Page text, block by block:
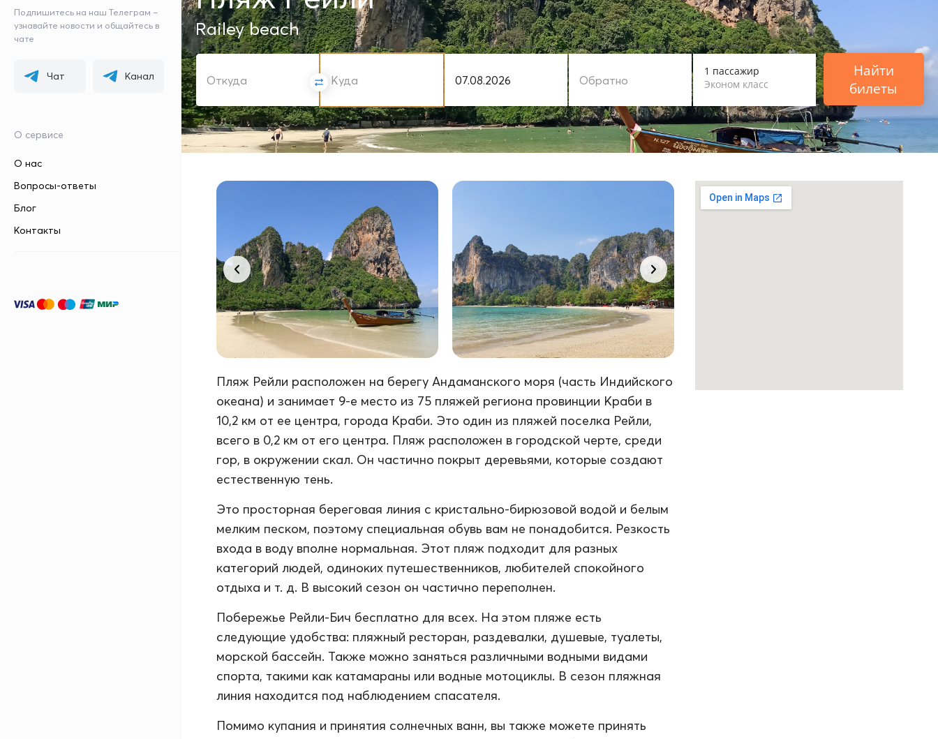
Подпишитесь на наш Телеграм –
узнавайте новости и общайтесь в
чате
Чат Канал
О сервисе
О нас
Вопросы-ответы
Блог
Контакты
Railey beach
ОТКУДА КУДА ДАТА ОТПРАВЛЕНИЯ ДАТА ВОЗВРАЩЕНИЯ ПАССАЖИРЫ
1 пассажир
Эконом класс
Найти
билеты
Пляж Рейли расположен на берегу Андаманского моря (часть Индийского
океана) и занимает 9-е место из 75 пляжей региона провинции Краби в
10,2 км от ее центра, города Краби. Это один из пляжей поселка Рейли,
всего в 0,2 км от его центра. Пляж расположен в городской черте, среди
гор, в окружении скал. Он частично покрыт деревьями, которые создают
естественную тень.
Это просторная береговая линия с кристально-бирюзовой водой и белым
мелким песком, поэтому специальная обувь вам не понадобится. Резкость
входа в воду вполне нормальная. Этот пляж подходит для разных
категорий людей, одиноких путешественников, любителей спокойного
отдыха и т. д. В высокий сезон он частично переполнен.
Побережье Рейли-Бич бесплатно для всех. На этом пляже есть
следующие удобства: пляжный ресторан, раздевалки, душевые, туалеты,
морской бассейн. Также можно заняться различными водными видами
спорта, такими как катамараны или водные мотоциклы. В сезон пляжная
линия находится под наблюдением спасателя.
Помимо купания и принятия солнечных ванн, вы также можете принять